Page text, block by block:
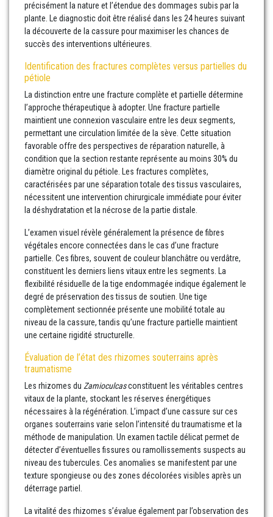
précisément la nature et l’étendue des dommages subis par la
plante. Le diagnostic doit être réalisé dans les 24 heures suivant
la découverte de la cassure pour maximiser les chances de
succès des interventions ultérieures.
Identification des fractures complètes versus partielles du
pétiole
La distinction entre une fracture complète et partielle détermine
l’approche thérapeutique à adopter. Une fracture partielle
maintient une connexion vasculaire entre les deux segments,
permettant une circulation limitée de la sève. Cette situation
favorable offre des perspectives de réparation naturelle, à
condition que la section restante représente au moins 30% du
diamètre original du pétiole. Les fractures complètes,
caractérisées par une séparation totale des tissus vasculaires,
nécessitent une intervention chirurgicale immédiate pour éviter
la déshydratation et la nécrose de la partie distale.
L’examen visuel révèle généralement la présence de fibres
végétales encore connectées dans le cas d’une fracture
partielle. Ces fibres, souvent de couleur blanchâtre ou verdâtre,
constituent les derniers liens vitaux entre les segments. La
flexibilité résiduelle de la tige endommagée indique également le
degré de préservation des tissus de soutien. Une tige
complètement sectionnée présente une mobilité totale au
niveau de la cassure, tandis qu’une fracture partielle maintient
une certaine rigidité structurelle.
Évaluation de l’état des rhizomes souterrains après
traumatisme
Les rhizomes du Zamioculcasconstituent les véritables centres
vitaux de la plante, stockant les réserves énergétiques
nécessaires à la régénération. L’impact d’une cassure sur ces
organes souterrains varie selon l’intensité du traumatisme et la
méthode de manipulation. Un examen tactile délicat permet de
détecter d’éventuelles fissures ou ramollissements suspects au
niveau des tubercules. Ces anomalies se manifestent par une
texture spongieuse ou des zones décolorées visibles après un
déterrage partiel.
La vitalité des rhizomes s’évalue également par l’observation des